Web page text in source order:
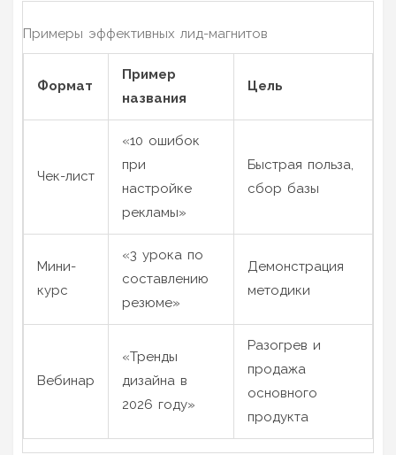
Примеры эффективных лид-магнитов
Формат
Пример
названия
Цель
Чек-лист
«10 ошибок
при
настройке
рекламы»
Быстрая польза,
сбор базы
Мини-
курс
«3 урока по
составлению
резюме»
Демонстрация
методики
Вебинар
«Тренды
дизайна в
2026 году»
Разогрев и
продажа
основного
продукта